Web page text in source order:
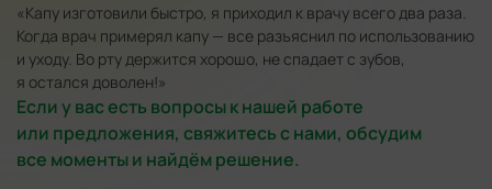
«Капу изготовили быстро, я приходил к врачу всего два раза.
Когда врач примерял капу — все разъяснил по использованию
и уходу. Во рту держится хорошо, не спадает с зубов,
я остался доволен!»
Если у вас есть вопросы к нашей работе
или предложения, свяжитесь с нами, обсудим
все моменты и найдём решение.